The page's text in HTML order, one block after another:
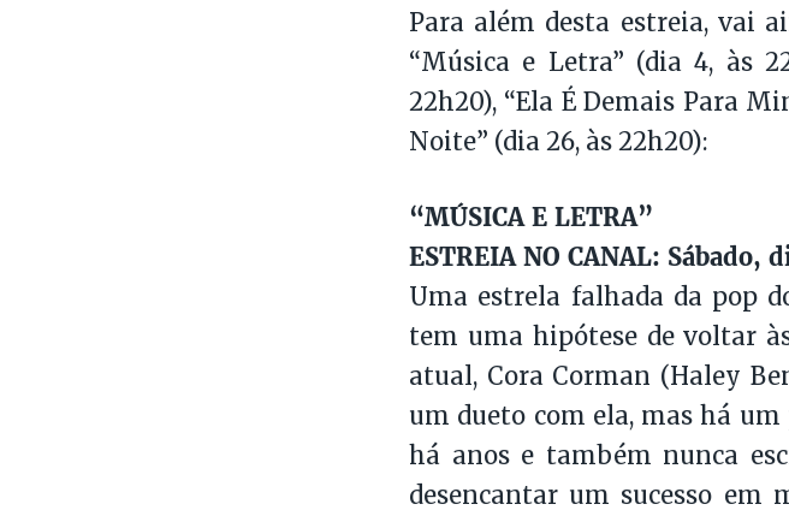
Para além desta estreia, vai
“Música e Letra” (dia 4, às
22h20), “Ela É Demais Para
Noite” (dia 26, às 22h20):
“MÚSICA E LETRA”
ESTREIA NO CANAL: Sábado,
Uma estrela falhada da pop
tem uma hipótese de voltar
atual, Cora Corman (Haley
um dueto com ela, mas há
há anos e também nunca
desencantar um sucesso em